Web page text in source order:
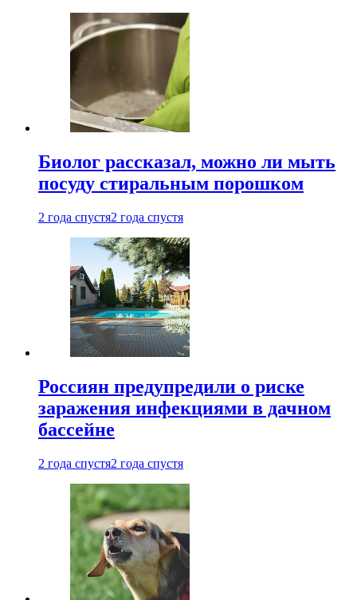
Биолог рассказал, можно ли мыть
посуду стиральным порошком
2 года спустя2 года спустя
Россиян предупредили о риске
заражения инфекциями в дачном
бассейне
2 года спустя2 года спустя